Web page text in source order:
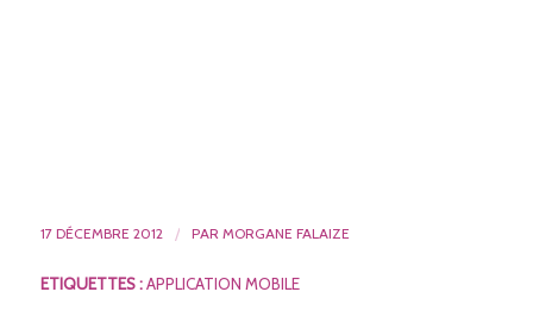
17 DÉCEMBRE 2012 / PAR MORGANE FALAIZE
ETIQUETTES : APPLICATION MOBILE